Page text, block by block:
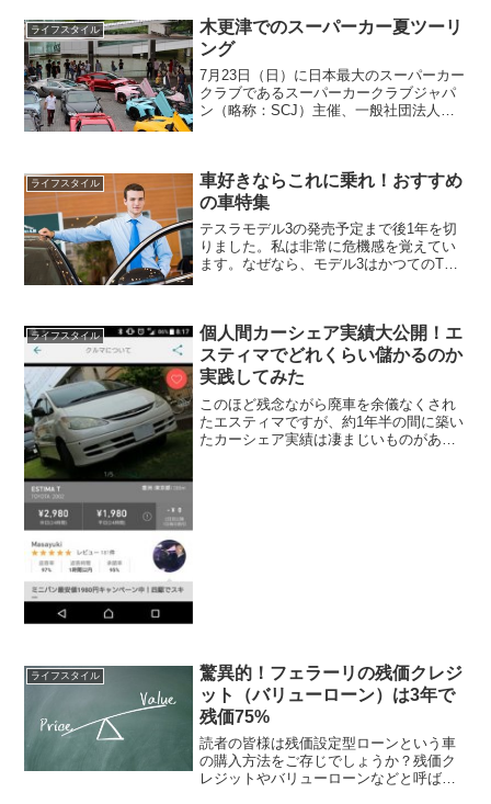
ライフスタイル
木更津でのスーパーカー夏ツーリ
ング
7月23日（日）に日本最大のスーパーカー
クラブであるスーパーカークラブジャパ
ン（略称：SCJ）主催、一般社団法人日
概要概要としては...
ライフスタイル
車好きならこれに乗れ！おすすめ
の車特集
テスラモデル3の発売予定まで後1年を切
りました。私は非常に危機感を覚えてい
ます。なぜなら、モデル3はかつてのT型
発売されるなら最早に...
ライフスタイル
個人間カーシェア実績大公開！エ
スティマでどれくらい儲かるのか
実践してみた
このほど残念ながら廃車を余儀なくされ
たエスティマですが、約1年半の間に築い
たカーシェア実績は凄まじいものがあり
ライフスタイル
驚異的！フェラーリの残価クレジ
ット（バリューローン）は3年で
残価75%
読者の皆様は残価設定型ローンという車
の購入方法をご存じでしょうか？残価ク
レジットやバリューローンなどと呼ばれ